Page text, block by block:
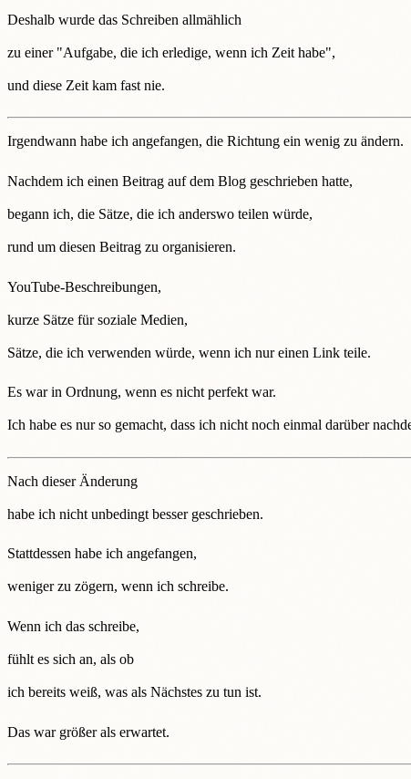
Deshalb wurde das Schreiben allmählich
zu einer "Aufgabe, die ich erledige, wenn ich Zeit habe",
und diese Zeit kam fast nie.
Irgendwann habe ich angefangen, die Richtung ein wenig zu ändern.
Nachdem ich einen Beitrag auf dem Blog geschrieben hatte,
begann ich, die Sätze, die ich anderswo teilen würde,
rund um diesen Beitrag zu organisieren.
YouTube-Beschreibungen,
kurze Sätze für soziale Medien,
Sätze, die ich verwenden würde, wenn ich nur einen Link teile.
Es war in Ordnung, wenn es nicht perfekt war.
Ich habe es nur so gemacht, dass ich nicht noch einmal darüber
Nach dieser Änderung
habe ich nicht unbedingt besser geschrieben.
Stattdessen habe ich angefangen,
weniger zu zögern, wenn ich schreibe.
Wenn ich das schreibe,
fühlt es sich an, als ob
ich bereits weiß, was als Nächstes zu tun ist.
Das war größer als erwartet.